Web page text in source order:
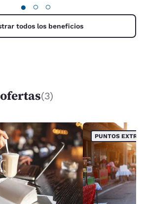
● ○ ○
todos los beneficios
(3)
PUNTOS EXTRA